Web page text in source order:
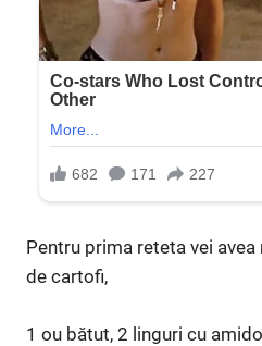
Pentru prima reteta vei
de cartofi,
1 ou bătut, 2 linguri cu